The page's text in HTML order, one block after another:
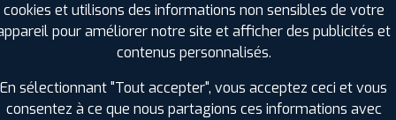
PROFIL PLUS DANS LES VILLES À
Loudun (86)
Mauléon (79)
Parthenay (79)
Sucé-sur-Erdre (44)
cookies et utilisons des informations non sensibles de votre
pour améliorer notre site et afficher des publicités et
contenus personnalisés.
En sélectionnant "Tout accepter", vous acceptez ceci et vous
consentez à ce que nous partagions ces informations avec